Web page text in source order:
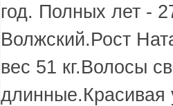
год. Полных лет -
Волжский.Рост
вес 51 кг.Волосы